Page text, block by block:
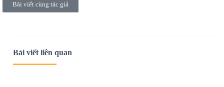
Bài viết cùng tác giả
Bài viết liên quan